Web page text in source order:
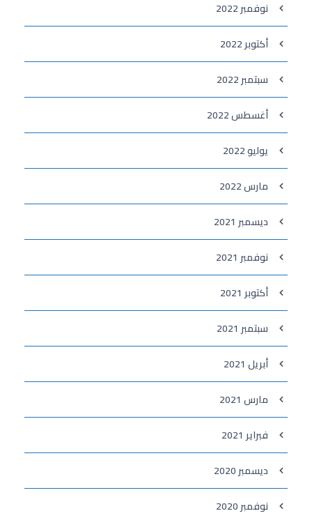
نوفمبر 2022
أكتوبر 2022
سبتمبر 2022
أغسطس 2022
يوليو 2022
مارس 2022
ديسمبر 2021
نوفمبر 2021
أكتوبر 2021
سبتمبر 2021
أبريل 2021
مارس 2021
فبراير 2021
ديسمبر 2020
نوفمبر 2020